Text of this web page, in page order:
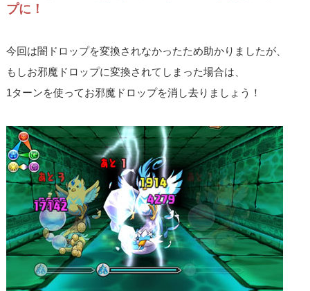
プに！
今回は闇ドロップを変換されなかったため助かりましたが、
もしお邪魔ドロップに変換されてしまった場合は、
1ターンを使ってお邪魔ドロップを消し去りましょう！